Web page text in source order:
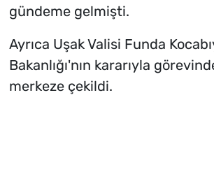
gündeme gelmişti.
Ayrıca Uşak Valisi Funda
Bakanlığı'nın kararıyla
merkeze çekildi.